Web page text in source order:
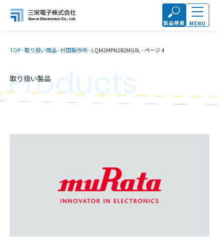
製品検索 MENU
TOP-取り扱い商品-村田製作所-LQM2MPN2R2MG0L -ページ 4
取り扱い製品
Products